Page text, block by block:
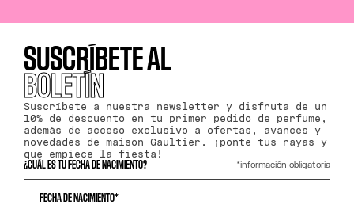
SUSCRÍBETE AL
BOLETÍN
Suscríbete a nuestra newsletter y disfruta de un
10% de descuento en tu primer pedido de perfume,
además de acceso exclusivo a ofertas, avances y
novedades de maison Gaultier. ¡ponte tus rayas y
que empiece la fiesta!
¿CUÁL ES TU FECHA DE NACIMIENTO? *información obligatoria
FECHA DE NACIMIENTO*